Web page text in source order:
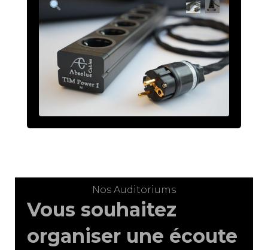
Nos Auditoriums
Vous souhaitez
organiser une écoute